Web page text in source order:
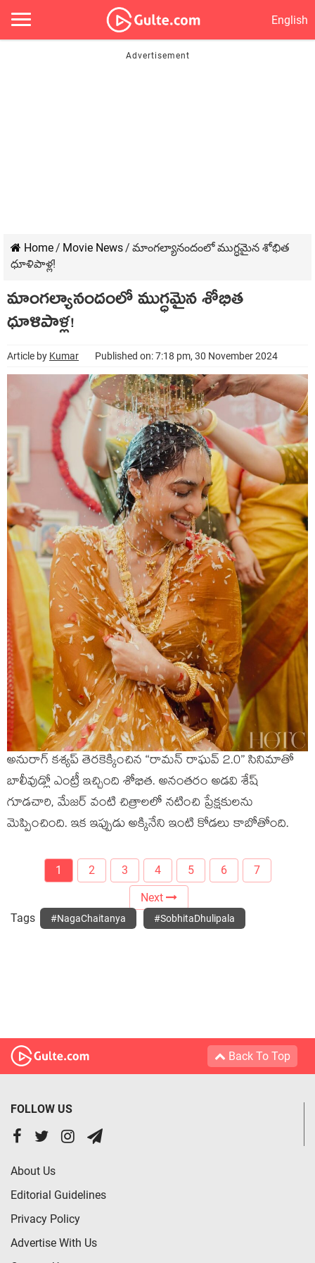
English
Home/ Movie News/ మాంగల్యానందంలో ముగ్ధమైన శోభిత
ధూళిపాళ్ల!
మాంగల్యానందంలో ముగ్ధమైన శోభిత
ధూళిపాళ్ల!
Article by Kumar Published on: 7:18 pm, 30 November 2024
అనురాగ్ కశ్యప్ తెరకెక్కించిన “రామన్ రాఘవ్ 2.0” సినిమాతో
బాలీవుడ్లో ఎంట్రీ ఇచ్చింది శోభిత. అనంతరం అడవి శేష్
గూడచారి, మేజర్ వంటి చిత్రాలలో నటించి ప్రేక్షకులను
మెప్పించింది. ఇక ఇప్పుడు అక్కినేని ఇంటి కోడలు కాబోతోంది.
1 2 3 4 5 6 7
Next
Tags
#NagaChaitanya #SobhitaDhulipala
Back To Top
FOLLOW US
About Us
Editorial Guidelines
Privacy Policy
Advertise With Us